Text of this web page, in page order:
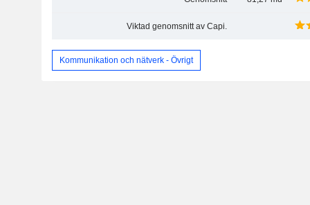
Viktad genomsnitt av Capi.
Kommunikation och nätverk - Övrigt